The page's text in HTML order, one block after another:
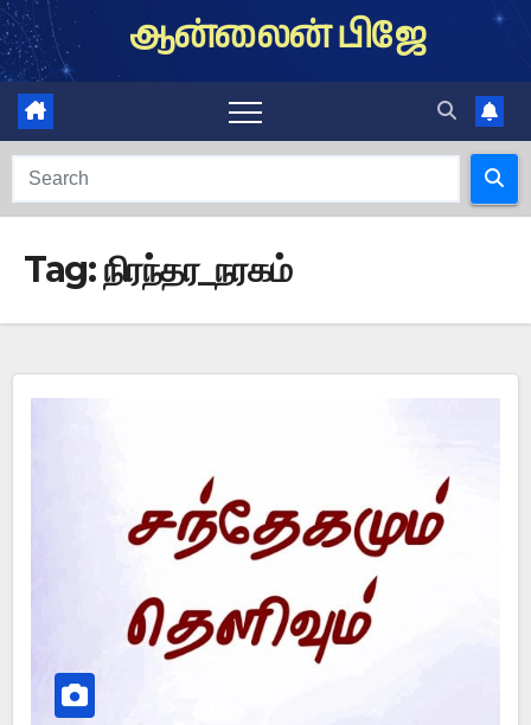
Skip
to
content
ஆன்லைன் பிஜே
Tag:நிரந்தர_நரகம்